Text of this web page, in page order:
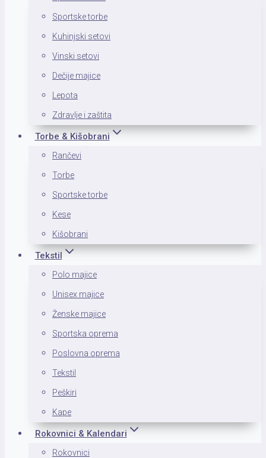
Sportske torbe
Kuhinjski setovi
Vinski setovi
Dečije majice
Lepota
Zdravlje i zaštita
Torbe & Kišobrani
Rančevi
Torbe
Sportske torbe
Kese
Kišobrani
Tekstil
Polo majice
Unisex majice
Ženske majice
Sportska oprema
Poslovna oprema
Tekstil
Peškiri
Kape
Rokovnici & Kalendari
Rokovnici